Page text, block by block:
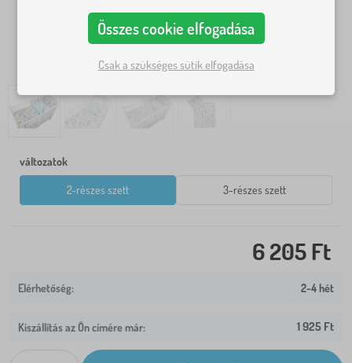
változatok
2-részes szett 3-részes szett
6 205 Ft
2-4 hét
Kiszállítás az Ön címére már: 1 925 Ft
Összes cookie elfogadása
Csak a szükséges sütik elfogadása